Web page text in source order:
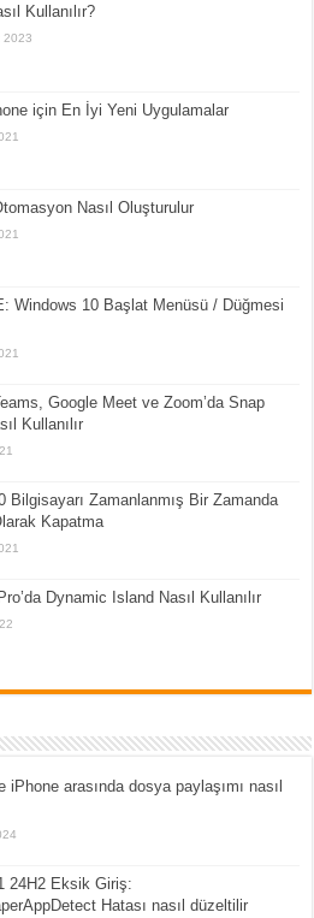
Kullanılır?
2023
için En İyi Yeni Uygulamalar
Nasıl Oluşturulur
Windows 10 Başlat Menüsü / Düğmesi
Google Meet ve Zoom’da Snap
Kullanılır
Bilgisayarı Zamanlanmış Bir Zamanda
Kapatma
Dynamic Island Nasıl Kullanılır
iPhone arasında dosya paylaşımı nasıl
24H2 Eksik Giriş:
Hatası nasıl düzeltilir